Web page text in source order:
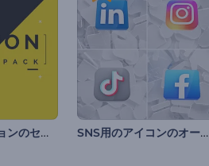
タイトルモーションのセット SNS用のアイコンのオープニング動画